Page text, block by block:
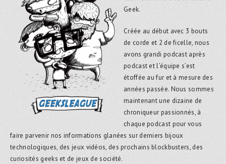
Geek.
Créée au début avec 3 bouts
de corde et 2 de ficelle, nous
avons grandi podcast après
podcast et l’équipe s’est
étoffée au fur et à mesure des
années passée. Nous sommes
maintenant une dizaine de
chroniqueur passionnés, à
chaque podcast pour vous
faire parvenir nos informations glanées sur derniers bijoux
technologiques, des jeux vidéos, des prochains blockbusters, des
curiosités geeks et de jeux de société.